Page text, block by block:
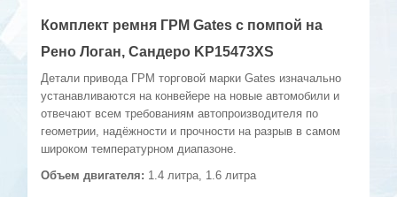
Комплект ремня ГРМ Gates с помпой на
Рено Логан, Сандеро KP15473XS
Детали привода ГРМ торговой марки Gates изначально
устанавливаются на конвейере на новые автомобили и
отвечают всем требованиям автопроизводителя по
геометрии, надёжности и прочности на разрыв в самом
широком температурном диапазоне.
Объем двигателя: 1.4 литра, 1.6 литра